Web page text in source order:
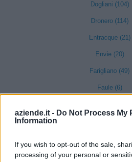
aziende.it - Do Not Process My
Information
If you wish to opt-out of the sale,
processing of your personal or
Dogliani (104)
Dronero (114)
Entracque (21)
Envie (20)
Farigliano (49)
Faule (6)
Frabosa Sottana